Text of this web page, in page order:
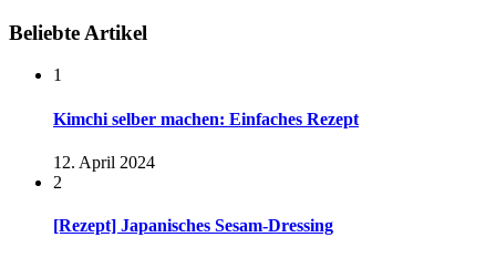
Beliebte Artikel
1
Kimchi selber machen: Einfaches Rezept
12. April 2024
2
[Rezept] Japanisches Sesam-Dressing